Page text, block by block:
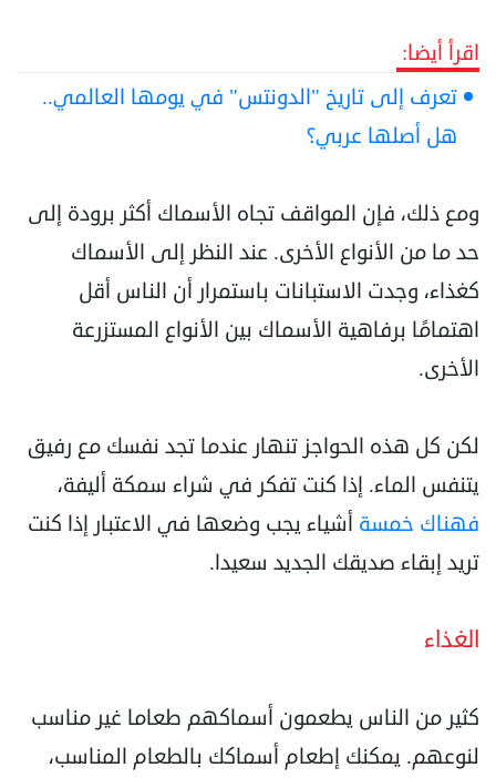
اقرأ أيضا:
تعرف إلى تاريخ "الدونتس" في يومها العالمي..
هل أصلها عربي؟
ومع ذلك، فإن المواقف تجاه الأسماك أكثر برودة إلى
حد ما من الأنواع الأخرى. عند النظر إلى الأسماك
‏كغذاء، وجدت الاستبانات باستمرار أن الناس أقل
اهتمامًا برفاهية الأسماك بين الأنواع المستزرعة
‏الأخرى.‏
لكن كل هذه الحواجز تنهار عندما تجد نفسك مع رفيق
يتنفس الماء. إذا كنت تفكر في شراء سمكة أليفة،
فهناك خمسة أشياء يجب وضعها في الاعتبار إذا كنت
تريد إبقاء صديقك الجديد سعيدا.‏
‏الغذاء‏
كثير من الناس يطعمون أسماكهم طعاما غير مناسب
لنوعهم. يمكنك إطعام أسماكك بالطعام المناسب،